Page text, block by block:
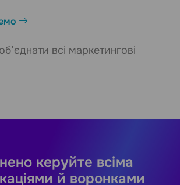
всі маркетингові
керуйте всіма
й воронками